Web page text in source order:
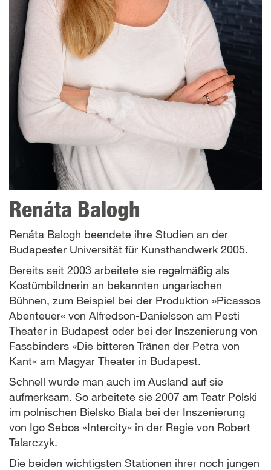
Renáta Balogh
Renáta Balogh beendete ihre Studien an der
Budapester Universität für Kunsthandwerk 2005.
Bereits seit 2003 arbeitete sie regelmäßig als
Kostümbildnerin an bekannten ungarischen
Bühnen, zum Beispiel bei der Produktion »Picassos
Abenteuer« von Alfredson-Danielsson am Pesti
Theater in Budapest oder bei der Inszenierung von
Fassbinders »Die bitteren Tränen der Petra von
Kant« am Magyar Theater in Budapest.
Schnell wurde man auch im Ausland auf sie
aufmerksam. So arbeitete sie 2007 am Teatr Polski
im polnischen Bielsko Biala bei der Inszenierung
von Igo Sebos »Intercity« in der Regie von Robert
Talarczyk.
Die beiden wichtigsten Stationen ihrer noch jungen